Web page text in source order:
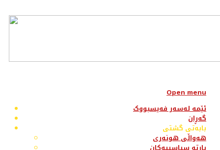
Open menu
ئێمە لەسەر فەیسبووک
گەڕان
بابەتی گشتی
هەواڵی هونەری